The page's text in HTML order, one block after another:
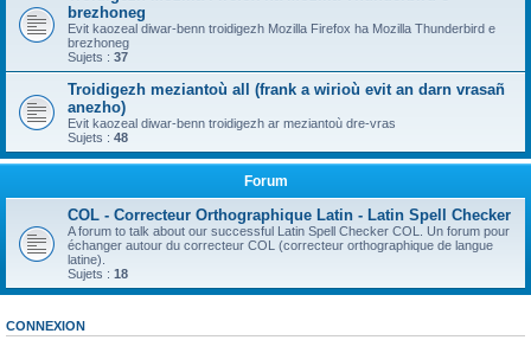
brezhoneg
Evit kaozeal diwar-benn troidigezh Mozilla Firefox ha Mozilla Thunderbird e
brezhoneg
Sujets : 37
Troidigezh meziantoù all (frank a wirioù evit an darn vrasañ
anezho)
Evit kaozeal diwar-benn troidigezh ar meziantoù dre-vras
Sujets : 48
Forum
COL - Correcteur Orthographique Latin - Latin Spell Checker
A forum to talk about our successful Latin Spell Checker COL. Un forum pour
échanger autour du correcteur COL (correcteur orthographique de langue
latine).
Sujets : 18
CONNEXION